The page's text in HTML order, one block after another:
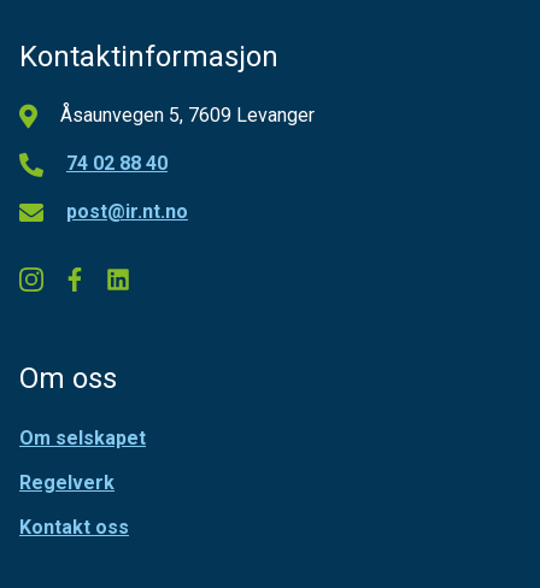
Kontaktinformasjon
Åsaunvegen 5, 7609 Levanger
74 02 88 40
post@ir.nt.no
Om oss
Om selskapet
Regelverk
Kontakt oss